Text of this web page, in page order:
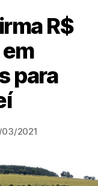
R$
para
03/2021